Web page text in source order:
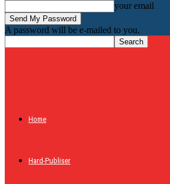
your email
A password will be e-mailed to you.
Home
Hard-Publiser